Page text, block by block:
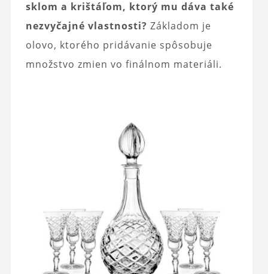
sklom a krištáľom, ktorý mu dáva také
nezvyčajné vlastnosti? Základom je
olovo, ktorého pridávanie spôsobuje
množstvo zmien vo finálnom materiáli.